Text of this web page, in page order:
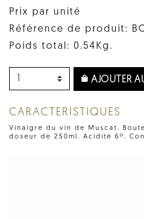
Prix par unité
Référence de produit:
Poids total: 0.54Kg.
AJOUTER
CARACTERISTIQUES
Vinaigre du vin de Muscat.
doseur de 250ml. Acidité 6º.